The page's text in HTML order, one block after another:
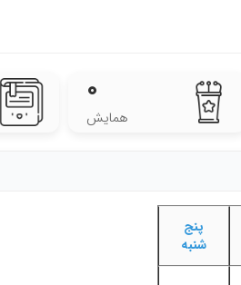
۰
همایش
پنج
شنبه